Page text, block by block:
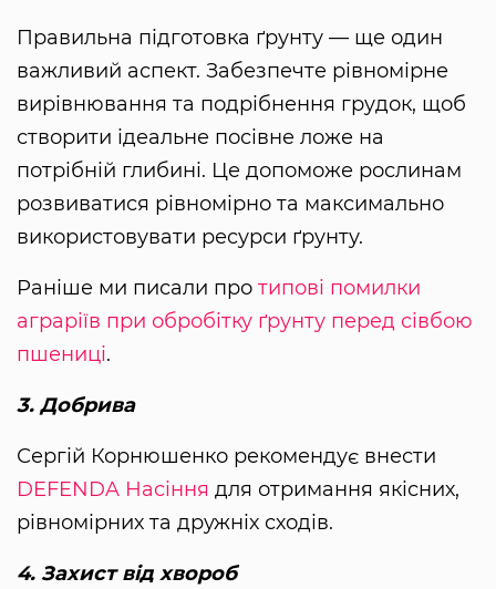
Правильна підготовка ґрунту — ще один
важливий аспект. Забезпечте рівномірне
вирівнювання та подрібнення грудок, щоб
створити ідеальне посівне ложе на
потрібній глибині. Це допоможе рослинам
розвиватися рівномірно та максимально
використовувати ресурси ґрунту.
Раніше ми писали про типові помилки
аграріїв при обробітку ґрунту перед сівбою
пшениці.
3. Добрива
Сергій Корнюшенко рекомендує внести
DEFENDA Насіння для отримання якісних,
рівномірних та дружніх сходів.
4. Захист від хвороб